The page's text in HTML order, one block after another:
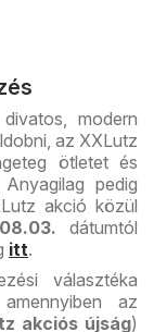
modern
az XXLutz
ötletet és
pedig
akció közül
dátumtól
itt.
választéka
az
akciós újság)